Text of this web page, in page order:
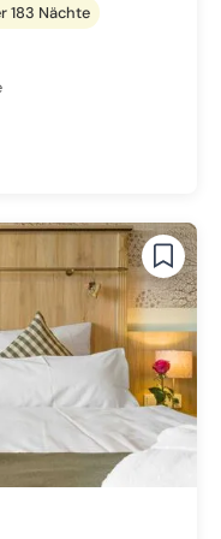
183 Nächte
1 wechseln
2 wechseln
3 wechseln